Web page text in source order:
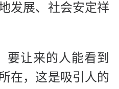
发展、社会安定祥
要让来的人能看到
在，这是吸引人的